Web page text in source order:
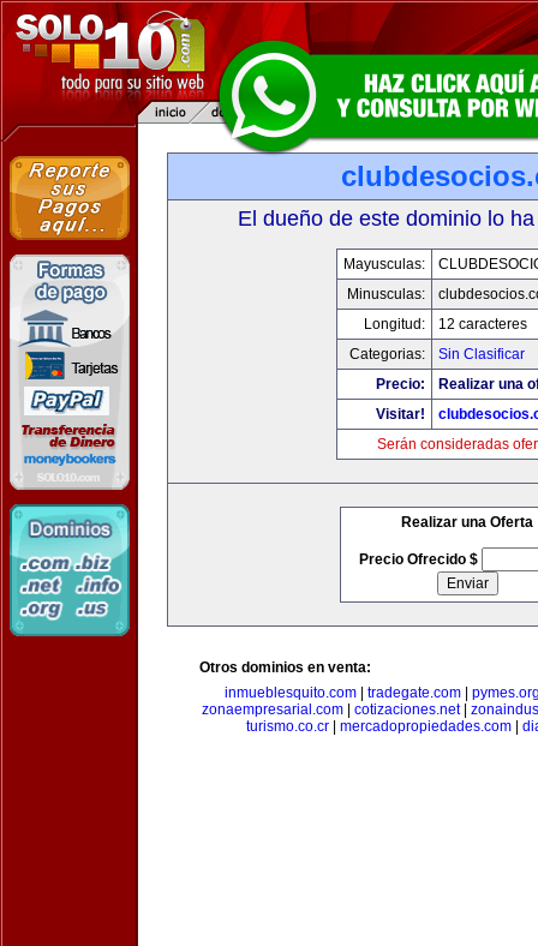
El dueño de este dominio lo
Mayusculas:
Minusculas:
Longitud:
12 caracteres
Categorias:
Sin Clasificar
Precio:
Realizar una
Visitar!
Serán consideradas
Realizar una Oferta
Precio Ofrecido $
Otros dominios en venta:
inmueblesquito.com
tradegate.com
zonaempresarial.com| cotizaciones.net|
turismo.co.cr| mercadopropiedades.com|